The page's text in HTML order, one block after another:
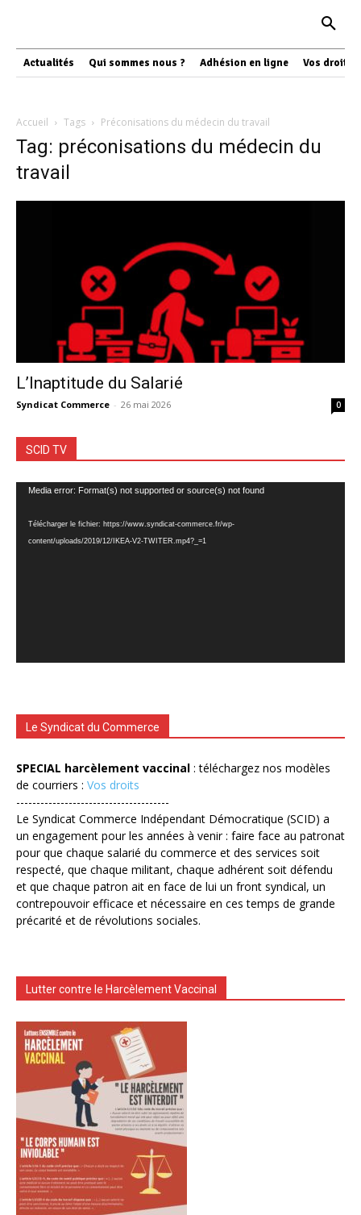
Actualités Qui sommes nous ? Adhésion en ligne Vos droits
Accueil Tags Préconisations du médecin du travail
Tag: préconisations du médecin du
travail
L’Inaptitude du Salarié
Syndicat Commerce - 26 mai 2026 0
SCID TV
Lecteur
Media error: Format(s) not supported or source(s) not found
Télécharger le fichier: https://www.syndicat-commerce.fr/wp-
content/uploads/2019/12/IKEA-V2-TWITER.mp4?_=1
Le Syndicat du Commerce
SPECIAL harcèlement vaccinal : téléchargez nos modèles
de courriers : Vos droits
--------------------------------------
Le Syndicat Commerce Indépendant Démocratique (SCID) a
un engagement pour les années à venir : faire face au patronat
pour que chaque salarié du commerce et des services soit
respecté, que chaque militant, chaque adhérent soit défendu
et que chaque patron ait en face de lui un front syndical, un
contrepouvoir efficace et nécessaire en ces temps de grande
précarité et de révolutions sociales.
Lutter contre le Harcèlement Vaccinal